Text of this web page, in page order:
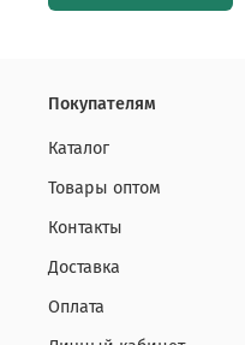
Покупателям
Каталог
Товары оптом
Контакты
Доставка
Оплата